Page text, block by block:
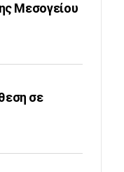
Μεσογείου
σε